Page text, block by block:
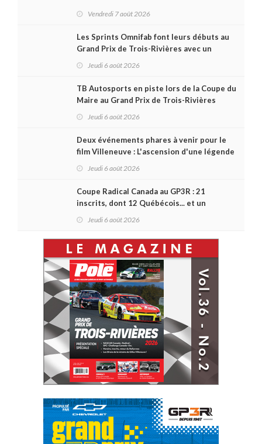
Vendredi 7 août 2026
Les Sprints Omnifab font leurs débuts au
Grand Prix de Trois-Rivières avec un
Jeudi 6 août 2026
TB Autosports en piste lors de la Coupe du
Maire au Grand Prix de Trois-Rivières
Jeudi 6 août 2026
Deux événements phares à venir pour le
film Villeneuve : L'ascension d'une légende
Jeudi 6 août 2026
Coupe Radical Canada au GP3R : 21
inscrits, dont 12 Québécois... et un
Jeudi 6 août 2026